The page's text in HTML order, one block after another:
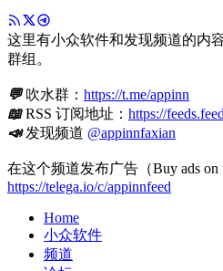
这里有小众软件和发现频道的内
群组。
💬吹水群： https://t.me/appinn
📖RSS 订阅地址： https://
📣发现频道 @appinnfaxian
在这个频道发布广告（Buy ads on
https://telega.io/c/appinnfeed
Home
小众软件
频道